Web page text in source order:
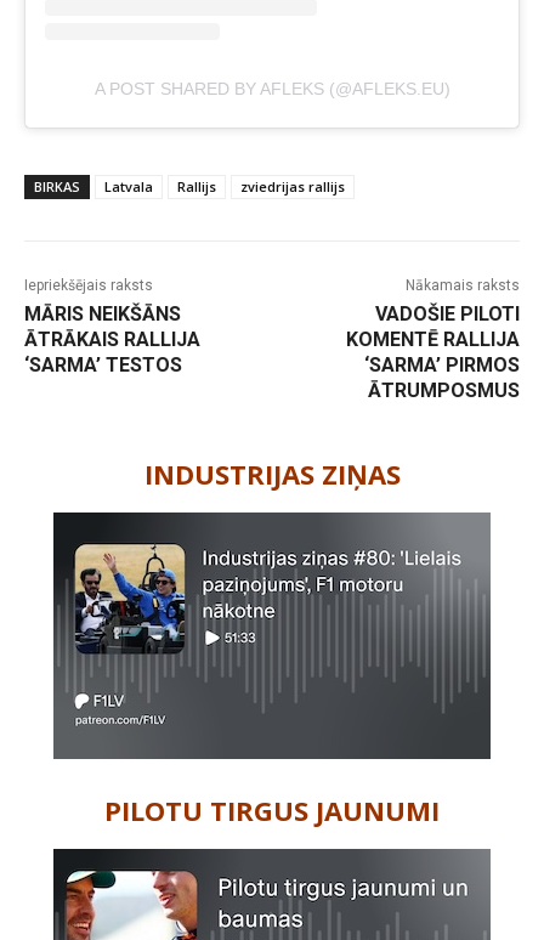
A POST SHARED BY AFLEKS (@AFLEKS.EU)
BIRKAS Latvala Rallijs zviedrijas rallijs
Iepriekšējais raksts
MĀRIS NEIKŠĀNS
ĀTRĀKAIS RALLIJA
‘SARMA’ TESTOS
Nākamais raksts
VADOŠIE PILOTI
KOMENTĒ RALLIJA
‘SARMA’ PIRMOS
ĀTRUMPOSMUS
INDUSTRIJAS ZIŅAS
PILOTU TIRGUS JAUNUMI